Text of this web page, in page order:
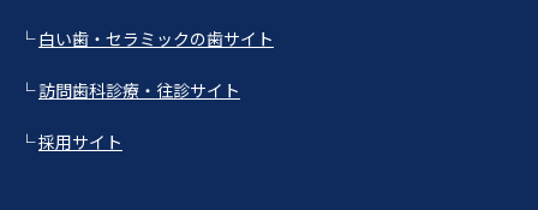
└白い歯・セラミックの歯サイト
└訪問歯科診療・往診サイト
└採用サイト